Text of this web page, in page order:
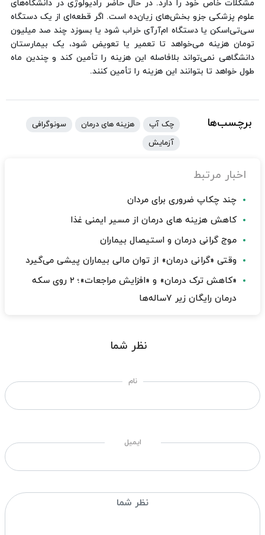
مشکلات خاص خود را دارد. در حال حاضر رادیولوژی در دانشگاه‌های
علوم پزشکی جزو بخش‌های زیان‌ده است. اگر قطعه‌ای از یک دستگاه
سی‌تی‌اسکن یا دستگاه ام‌آرآی خراب شود یا بسوزد چند صد میلیون
تومان هزینه می‌خواهد تا تعمیر یا تعویض شود، یک بیمارستان
دانشگاهی نمی‌تواند بلافاصله این هزینه را تأمین کند و چندین ماه
طول خواهد تا بتوانند این هزینه را تأمین کنند.
برچسب‌ها چک آپ هزینه های درمان
سونوگرافی
آزمایش
اخبار مرتبط
چند چکاپ ضروری برای مردان
کاهش هزینه های درمان از مسیر ایمنی غذا
موج گرانی درمان و استیصال بیماران
وقتی «گرانی درمان» از توان مالی بیماران پیشی می‌گیرد
«کاهش ترک درمان» و «افزایش مراجعات»؛ ۲ روی سکه
درمان رایگان زیر ۷‌ساله‌ها
نظر شما
نام
ایمیل